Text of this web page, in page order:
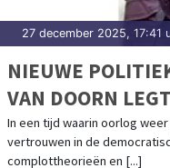
27 december 2025, 17:41
NIEUWE
VAN DOORN
EN
SPANNINGEN
In een tijd waarin oorlog
vertrouwen in de
complottheorieën en [...]